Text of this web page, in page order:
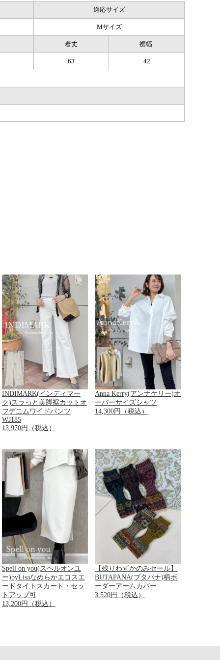
適応サイズ
Mサイズ
着丈 裾幅
63 42
INDIMARK(インディマー
ク)スラっと美脚裾カットオ
フデニムワイドパンツ
WJ185
13,970円（税込）
Anna Kerry(アンナケリー)オ
ーバーサイズシャツ
14,300円（税込）
Spell on you(スペルオンユ
ー)byLisaなめらかエコスエ
ードタイトスカート・セッ
トアップ可
13,200円（税込）
【残りわずかのみセール】
BUTAPANA(ブタパナ)柄ボ
ーダーアームカバー
3,520円（税込）